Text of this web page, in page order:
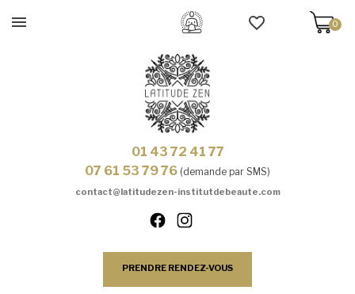
0
01 43 72 41 77
07 61 53 79 76 (demande par SMS)
contact@latitudezen-institutdebeaute.com
PRENDRE RENDEZ-VOUS